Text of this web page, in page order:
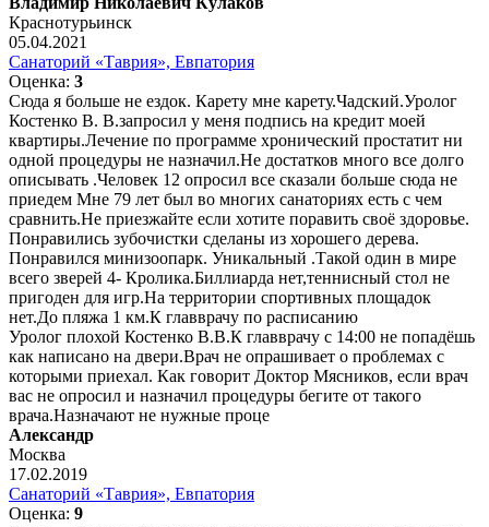
Краснотурьинск
05.04.2021
Санаторий «Таврия», Евпатория
Оценка: 3
Сюда я больше не ездок. Карету мне карету.Чадский.Уролог
Костенко В. В.запросил у меня подпись на кредит моей
квартиры.Лечение по программе хронический простатит ни
одной процедуры не назначил.Не достатков много все долго
описывать .Человек 12 опросил все сказали больше сюда не
приедем Мне 79 лет был во многих санаториях есть с чем
сравнить.Не приезжайте если хотите поравить своё здоровье.
Понравились зубочистки сделаны из хорошего дерева.
Понравился минизоопарк. Уникальный .Такой один в мире
всего зверей 4- Кролика.Биллиарда нет,теннисный стол не
пригоден для игр.На территории спортивных площадок
нет.До пляжа 1 км.К главврачу по расписанию
Уролог плохой Костенко В.В.К главврачу с 14:00 не попадёшь
как написано на двери.Врач не опрашивает о проблемах с
которыми приехал. Как говорит Доктор Мясников, если врач
вас не опросил и назначил процедуры бегите от такого
врача.Назначают не нужные проце
Александр
Москва
17.02.2019
Санаторий «Таврия», Евпатория
Оценка: 9